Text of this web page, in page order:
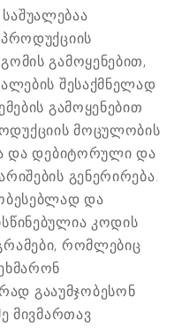
პროდუქციის
გამოყენებით,
შესაქმნელად
გამოყენებით
მოცულობის
და დებიტორული და
გენერირება.
და
კოდის
რომლებიც
გააუმჯობესონ
მივმართავ